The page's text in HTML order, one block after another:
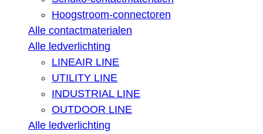
Hoogstroom-connectoren
Alle contactmaterialen
Alle ledverlichting
LINEAIR LINE
UTILITY LINE
INDUSTRIAL LINE
OUTDOOR LINE
Alle ledverlichting